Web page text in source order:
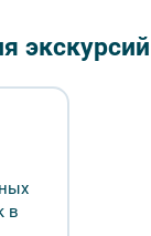
экскурсий
в